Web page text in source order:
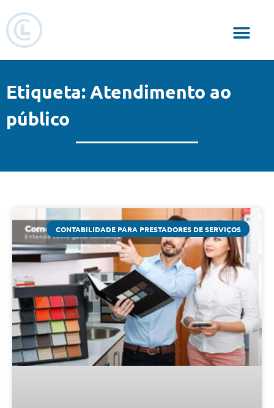
Etiqueta: Atendimento ao
público
CONTABILIDADE PARA PRESTADORES DE SERVIÇOS